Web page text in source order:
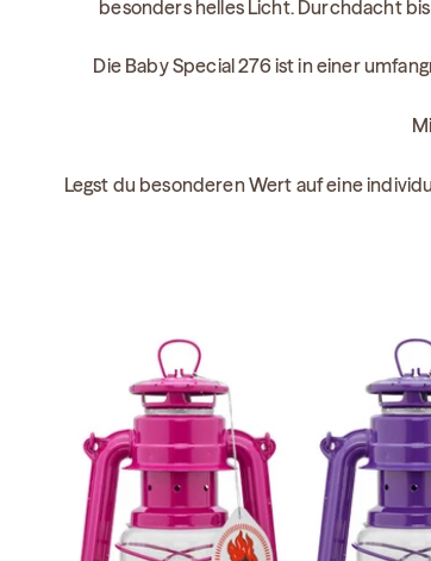
besonders helles Licht. Durchdacht
Die Baby Special 276 ist in einer
Legst du besonderen Wert auf eine